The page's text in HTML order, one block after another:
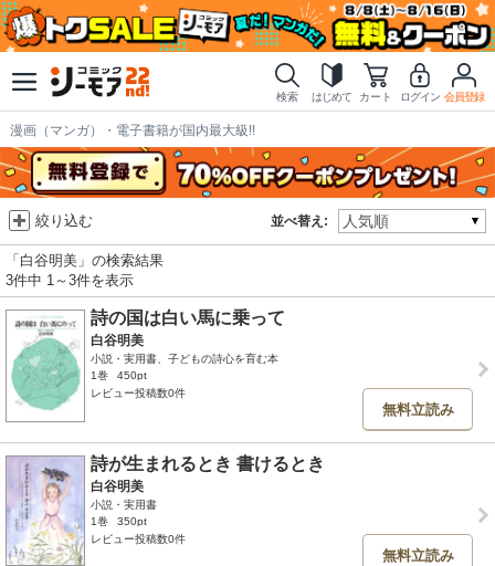
検索 はじめて カート ログイン 会員登録
漫画（マンガ）・電子書籍が国内最大級!!
並べ替え:
絞り込む
「白谷明美」の検索結果
3件中 1～3件を表示
詩の国は白い馬に乗って
白谷明美
小説・実用書、子どもの詩心を育む本
1巻
450pt
レビュー投稿数0件
無料立読み
詩が生まれるとき 書けるとき
白谷明美
小説・実用書
1巻
350pt
レビュー投稿数0件
無料立読み